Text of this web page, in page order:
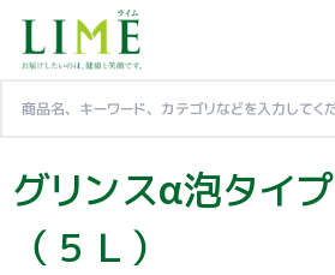
グリンスα泡タイプ
（５Ｌ）